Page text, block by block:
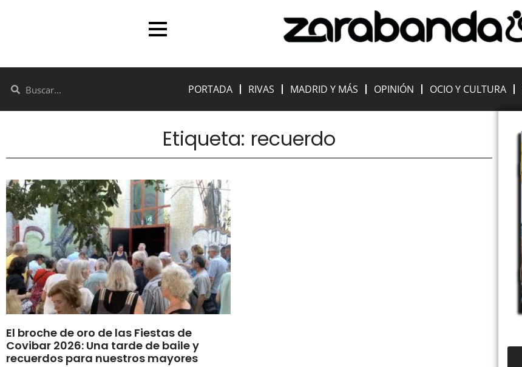
PORTADA RIVAS MADRID Y MÁS OPINIÓN OCIO Y CULTURA
Etiqueta: recuerdo
El broche de oro de las Fiestas de
Covibar 2026: Una tarde de baile y
recuerdos para nuestros mayores